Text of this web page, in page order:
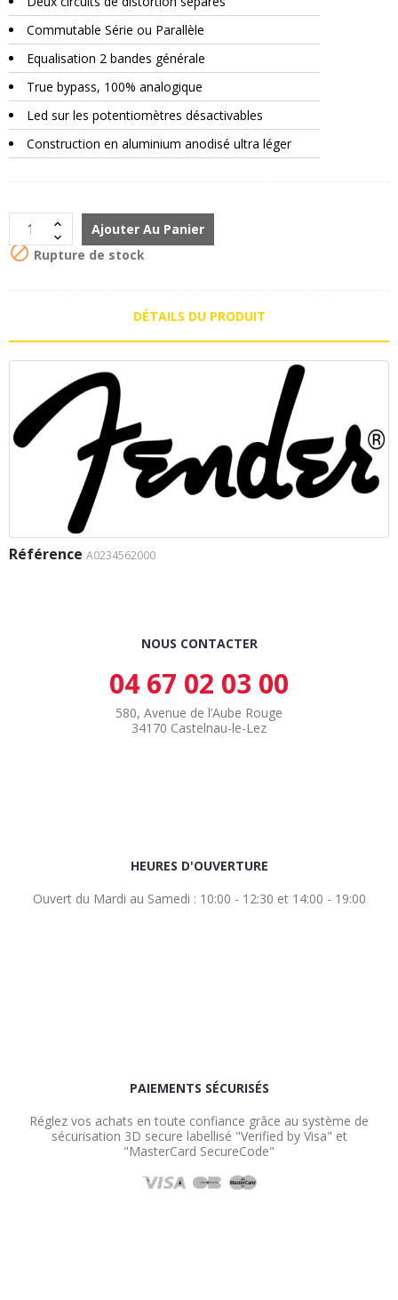
Commutable Série ou Parallèle
Equalisation 2 bandes générale
True bypass, 100% analogique
Led sur les potentiomètres désactivables
Construction en aluminium anodisé ultra léger
Ajouter Au Panier
 Rupture de stock
DÉTAILS DU PRODUIT
Référence A0234562000
NOUS CONTACTER
04 67 02 03 00
580, Avenue de l’Aube Rouge
34170 Castelnau-le-Lez
HEURES D'OUVERTURE
Ouvert du Mardi au Samedi : 10:00 - 12:30 et 14:00 - 19:00
PAIEMENTS SÉCURISÉS
Réglez vos achats en toute confiance grâce au système de
sécurisation 3D secure labellisé "Verified by Visa" et
"MasterCard SecureCode"